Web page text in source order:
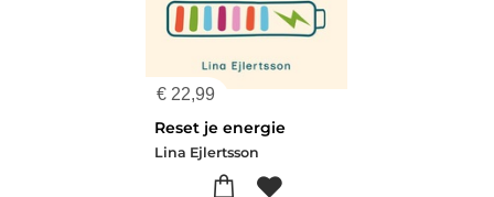
€ 22,99
Reset je energie
Lina Ejlertsson